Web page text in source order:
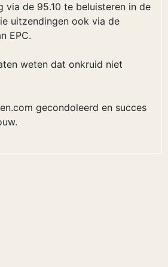
via de 95.10 te beluisteren in de
uitzendingen ook via de
EPC.
weten dat onkruid niet
gecondoleerd en succes